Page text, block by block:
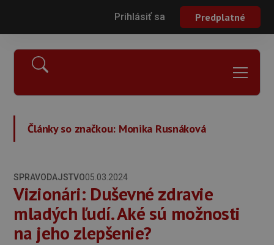
Prihlásiť sa Predplatné
Články so značkou: Monika Rusnáková
SPRAVODAJSTVO05.03.2024
Vizionári: Duševné zdravie
mladých ľudí. Aké sú možnosti
na jeho zlepšenie?